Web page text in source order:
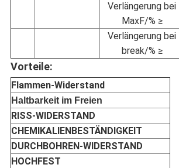
Verlängerung bei
MaxF/% ≥
Verlängerung bei
break/% ≥
Vorteile:
Flammen-Widerstand
Haltbarkeit im Freien
RISS-WIDERSTAND
CHEMIKALIENBESTÄNDIGKEIT
DURCHBOHREN-WIDERSTAND
HOCHFEST